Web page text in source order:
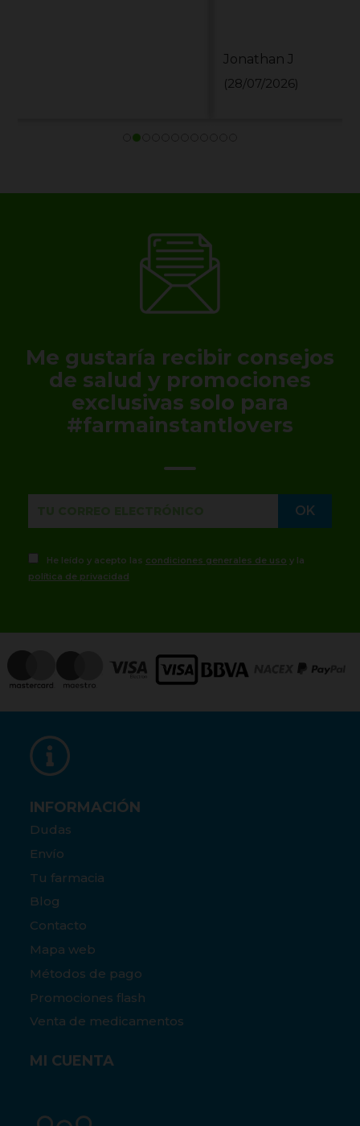
Me gustaría recibir consejos
de salud y promociones
exclusivas solo para
#farmainstantlovers
He leído y acepto las condiciones generales de uso y la
política de privacidad
INFORMACIÓN
Dudas
Envío
Tu farmacia
Blog
Contacto
Mapa web
Métodos de pago
Promociones flash
Venta de medicamentos
MI CUENTA